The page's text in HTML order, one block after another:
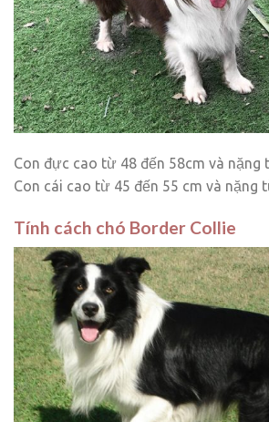
Con đực cao từ 48 đến 58cm và nặng
Con cái cao từ 45 đến 55 cm và nặng
Tính cách chó Border Collie